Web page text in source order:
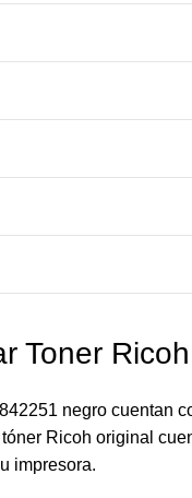
Toner Ricoh
negro cuentan
Ricoh original
impresora.